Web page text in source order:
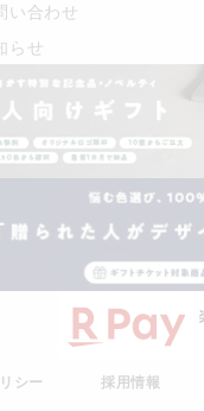
い合わせ
らせ
シー 採用情報